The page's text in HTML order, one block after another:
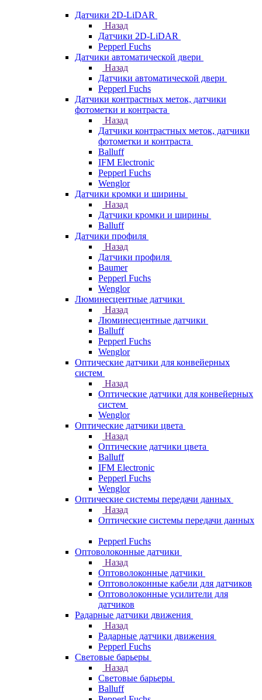
Датчики 2D-LiDAR
Назад
Датчики 2D-LiDAR
Pepperl Fuchs
Датчики автоматической двери
Назад
Датчики автоматической двери
Pepperl Fuchs
Датчики контрастных меток, датчики
фотометки и контраста
Назад
Датчики контрастных меток, датчики
фотометки и контраста
Balluff
IFM Electronic
Pepperl Fuchs
Wenglor
Датчики кромки и ширины
Назад
Датчики кромки и ширины
Balluff
Датчики профиля
Назад
Датчики профиля
Baumer
Pepperl Fuchs
Wenglor
Люминесцентные датчики
Назад
Люминесцентные датчики
Balluff
Pepperl Fuchs
Wenglor
Оптические датчики для конвейерных
систем
Назад
Оптические датчики для конвейерных
систем
Wenglor
Оптические датчики цвета
Назад
Оптические датчики цвета
Balluff
IFM Electronic
Pepperl Fuchs
Wenglor
Оптические системы передачи данных
Назад
Оптические системы передачи данных
Pepperl Fuchs
Оптоволоконные датчики
Назад
Оптоволоконные датчики
Оптоволоконные кабели для датчиков
Оптоволоконные усилители для
датчиков
Радарные датчики движения
Назад
Радарные датчики движения
Pepperl Fuchs
Световые барьеры
Назад
Световые барьеры
Balluff